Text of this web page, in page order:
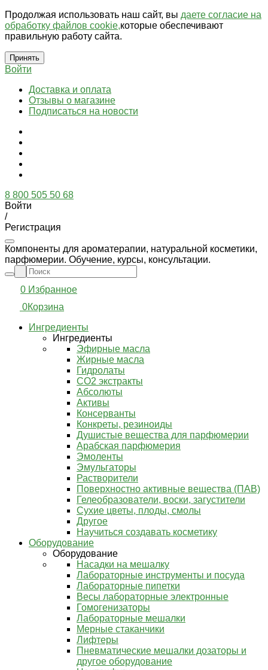
Продолжая использовать наш сайт, вы даете согласие на
обработку файлов cookie,которые обеспечивают
правильную работу сайта.
Принять
Войти
Доставка и оплата
Отзывы о магазине
Подписаться на новости
8 800 505 50 68
Войти
/
Регистрация
Компоненты для ароматерапии, натуральной косметики,
парфюмерии. Обучение, курсы, консультации.
0 Избранное
0Корзина
Ингредиенты
Ингредиенты
Эфирные масла
Жирные масла
Гидролаты
СО2 экстракты
Абсолюты
Активы
Консерванты
Конкреты, резиноиды
Душистые вещества для парфюмерии
Арабская парфюмерия
Эмоленты
Эмульгаторы
Растворители
Поверхностно активные вещества (ПАВ)
Гелеобразователи, воски, загустители
Сухие цветы, плоды, смолы
Другое
Научиться создавать косметику
Оборудование
Оборудование
Насадки на мешалку
Лабораторные инструменты и посуда
Лабораторные пипетки
Весы лабораторные электронные
Гомогенизаторы
Лабораторные мешалки
Мерные стаканчики
Лифтеры
Пневматические мешалки дозаторы и
другое оборудование